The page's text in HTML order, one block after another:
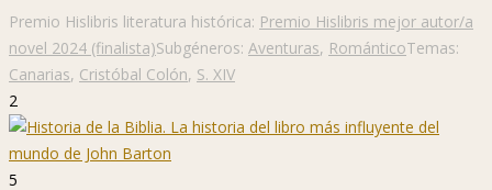
Premio Hislibris literatura histórica: Premio Hislibris mejor autor/a
novel 2024 (finalista)Subgéneros: Aventuras, RománticoTemas:
Canarias, Cristóbal Colón, S. XIV
2
5